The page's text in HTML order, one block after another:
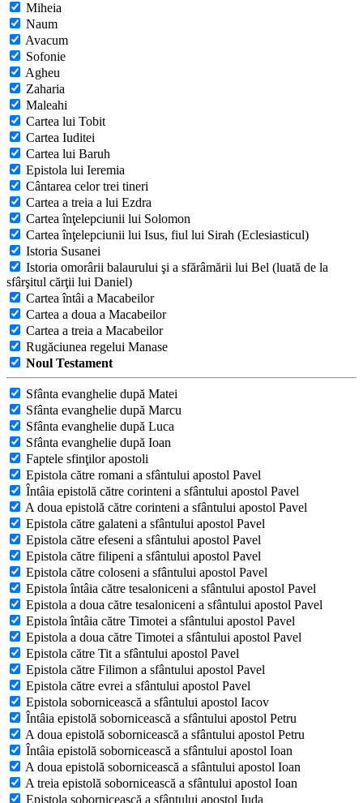
Miheia
Naum
Avacum
Sofonie
Agheu
Zaharia
Maleahi
Cartea lui Tobit
Cartea Iuditei
Cartea lui Baruh
Epistola lui Ieremia
Cântarea celor trei tineri
Cartea a treia a lui Ezdra
Cartea înţelepciunii lui Solomon
Cartea înţelepciunii lui Isus, fiul lui Sirah (Eclesiasticul)
Istoria Susanei
Istoria omorârii balaurului şi a sfărâmării lui Bel (luată de la
sfârşitul cărţii lui Daniel)
Cartea întâi a Macabeilor
Cartea a doua a Macabeilor
Cartea a treia a Macabeilor
Rugăciunea regelui Manase
Noul Testament
Sfânta evanghelie după Matei
Sfânta evanghelie după Marcu
Sfânta evanghelie după Luca
Sfânta evanghelie după Ioan
Faptele sfinţilor apostoli
Epistola către romani a sfântului apostol Pavel
Întâia epistolă către corinteni a sfântului apostol Pavel
A doua epistolă către corinteni a sfântului apostol Pavel
Epistola către galateni a sfântului apostol Pavel
Epistola către efeseni a sfântului apostol Pavel
Epistola către filipeni a sfântului apostol Pavel
Epistola către coloseni a sfântului apostol Pavel
Epistola întâia către tesaloniceni a sfântului apostol Pavel
Epistola a doua către tesaloniceni a sfântului apostol Pavel
Epistola întâia către Timotei a sfântului apostol Pavel
Epistola a doua către Timotei a sfântului apostol Pavel
Epistola către Tit a sfântului apostol Pavel
Epistola către Filimon a sfântului apostol Pavel
Epistola către evrei a sfântului apostol Pavel
Epistola sobornicească a sfântului apostol Iacov
Întâia epistolă sobornicească a sfântului apostol Petru
A doua epistolă sobornicească a sfântului apostol Petru
Întâia epistolă sobornicească a sfântului apostol Ioan
A doua epistolă sobornicească a sfântului apostol Ioan
A treia epistolă sobornicească a sfântului apostol Ioan
Epistola sobornicească a sfântului apostol Iuda